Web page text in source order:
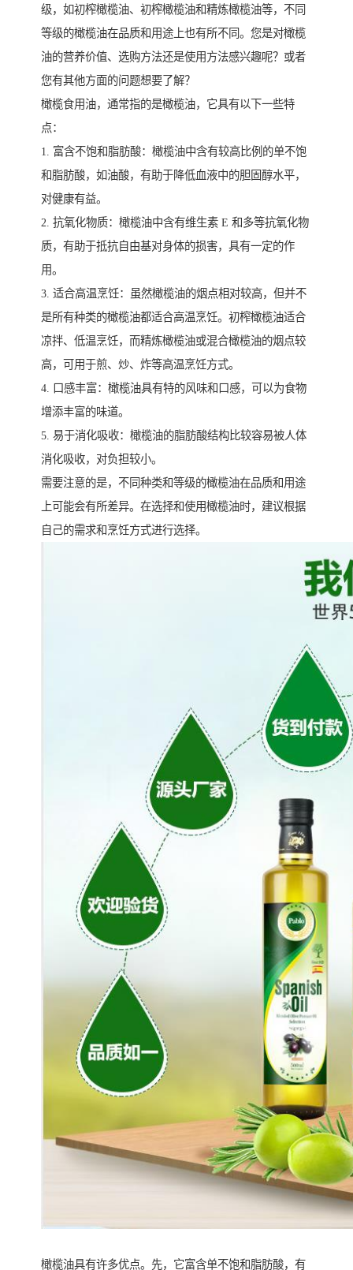
级，如初榨橄榄油、初榨橄榄油和精炼橄榄油等，不同
等级的橄榄油在品质和用途上也有所不同。您是对橄榄
油的营养价值、选购方法还是使用方法感兴趣呢？或者
您有其他方面的问题想要了解？
橄榄食用油，通常指的是橄榄油，它具有以下一些特
点：
1. 富含不饱和脂肪酸：橄榄油中含有较高比例的单不饱
和脂肪酸，如油酸，有助于降低血液中的胆固醇水平，
对健康有益。
2. 抗氧化物质：橄榄油中含有维生素 E 和多等抗氧化物
质，有助于抵抗自由基对身体的损害，具有一定的作
用。
3. 适合高温烹饪：虽然橄榄油的烟点相对较高，但并不
是所有种类的橄榄油都适合高温烹饪。初榨橄榄油适合
凉拌、低温烹饪，而精炼橄榄油或混合橄榄油的烟点较
高，可用于煎、炒、炸等高温烹饪方式。
4. 口感丰富：橄榄油具有特的风味和口感，可以为食物
增添丰富的味道。
5. 易于消化吸收：橄榄油的脂肪酸结构比较容易被人体
消化吸收，对负担较小。
需要注意的是，不同种类和等级的橄榄油在品质和用途
上可能会有所差异。在选择和使用橄榄油时，建议根据
自己的需求和烹饪方式进行选择。
橄榄油具有许多优点。先，它富含单不饱和脂肪酸，有